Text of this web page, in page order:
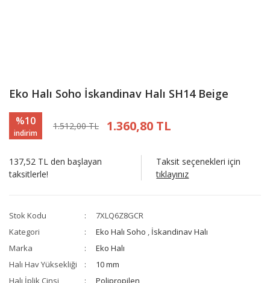
Eko Halı Soho İskandinav Halı SH14 Beige
%10
indirim
1.512,00 TL 1.360,80 TL
137,52 TL den başlayan
taksitlerle!
Taksit seçenekleri için
tıklayınız
Stok Kodu
7XLQ6Z8GCR
Kategori
Eko Halı Soho , İskandinav Halı
Marka
Eko Halı
Halı Hav Yüksekliği
10 mm